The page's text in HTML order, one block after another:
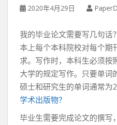
2020年4月29日
我的毕业论文需要写几句话
本上每个本科院校对每个期
求。写作时，本科生必须按
大学的规定写作。只要单词
硕士和研究生的单词通常为
学术出版物？
毕业生需要完成论文的撰写